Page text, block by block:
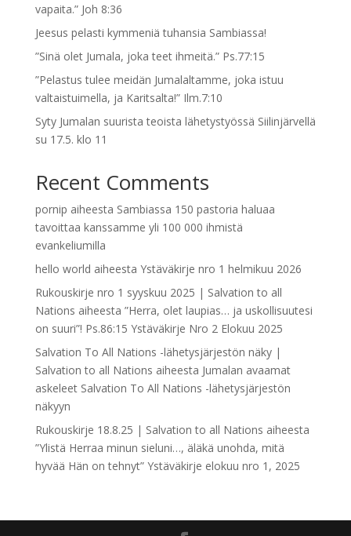
vapaita.” Joh 8:36
Jeesus pelasti kymmeniä tuhansia Sambiassa!
”Sinä olet Jumala, joka teet ihmeitä.” Ps.77:15
”Pelastus tulee meidän Jumalaltamme, joka istuu
valtaistuimella, ja Karitsalta!” Ilm.7:10
Syty Jumalan suurista teoista lähetystyössä Siilinjärvellä
su 17.5. klo 11
Recent Comments
pornip aiheesta Sambiassa 150 pastoria haluaa
tavoittaa kanssamme yli 100 000 ihmistä
evankeliumilla
hello world aiheesta Ystäväkirje nro 1 helmikuu 2026
Rukouskirje nro 1 syyskuu 2025 | Salvation to all
Nations aiheesta ”Herra, olet laupias… ja uskollisuutesi
on suuri”! Ps.86:15 Ystäväkirje Nro 2 Elokuu 2025
Salvation To All Nations -lähetysjärjestön näky |
Salvation to all Nations aiheesta Jumalan avaamat
askeleet Salvation To All Nations -lähetysjärjestön
näkyyn
Rukouskirje 18.8.25 | Salvation to all Nations aiheesta
”Ylistä Herraa minun sieluni…, äläkä unohda, mitä
hyvää Hän on tehnyt” Ystäväkirje elokuu nro 1, 2025